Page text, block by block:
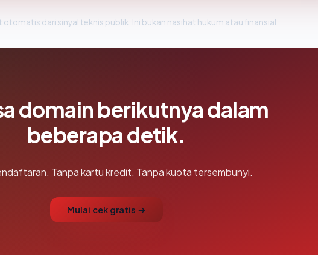
otomatis dari sinyal teknis publik. Ini bukan nasihat hukum atau finansial.
domain berikutnya dalam
beberapa detik.
Tanpa kartu kredit. Tanpa kuota tersembunyi.
Mulai cek gratis →